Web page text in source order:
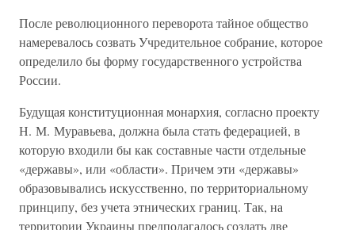
После революционного переворота тайное общество
намеревалось созвать Учредительное собрание, которое
определило бы форму государственного устройства
России.
Будущая конституционная монархия, согласно проекту
Н. М. Муравьева, должна была стать федерацией, в
которую входили бы как составные части отдельные
«державы», или «области». Причем эти «державы»
образовывались искусственно, по территориальному
принципу, без учета этнических границ. Так, на
территории Украины предполагалось создать две